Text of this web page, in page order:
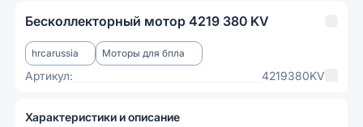
Бесколлекторный мотор 4219 380 KV
hrcarussia Моторы для бпла
Артикул: 4219380KV
Характеристики и описание